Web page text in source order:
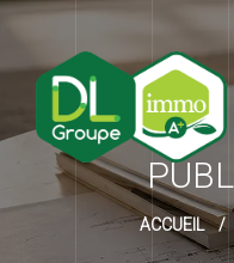
ACCUEIL /